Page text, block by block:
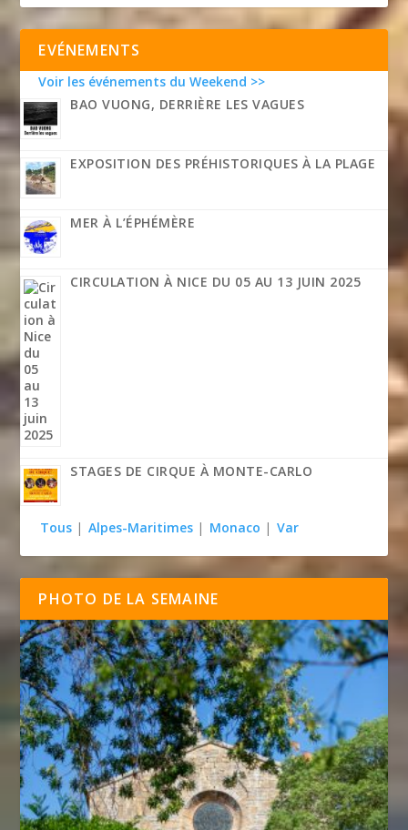
EVÉNEMENTS
Voir les événements du Weekend >>
BAO VUONG, DERRIÈRE LES VAGUES
EXPOSITION DES PRÉHISTORIQUES À LA PLAGE
MER À L’ÉPHÉMÈRE
CIRCULATION À NICE DU 05 AU 13 JUIN 2025
STAGES DE CIRQUE À MONTE-CARLO
Tous | Alpes-Maritimes | Monaco | Var
PHOTO DE LA SEMAINE